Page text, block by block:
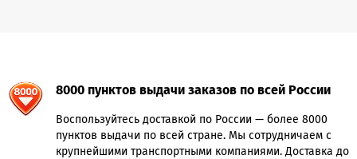
8000 пунктов выдачи заказов по всей России
Воспользуйтесь доставкой по России — более 8000
пунктов выдачи по всей стране. Мы сотрудничаем с
крупнейшими транспортными компаниями. Доставка до